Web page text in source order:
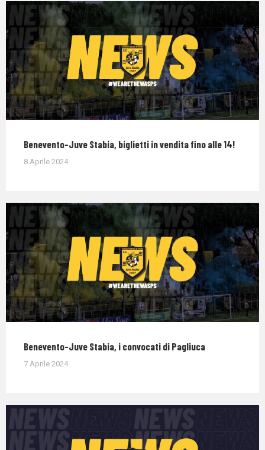
Benevento-Juve Stabia, biglietti in vendita fino alle 14!
8 Aprile 2024
Benevento-Juve Stabia, i convocati di Pagliuca
7 Aprile 2024